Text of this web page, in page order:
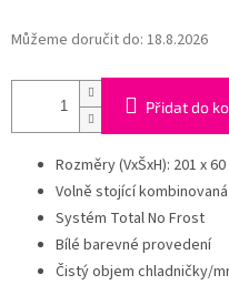
Můžeme doručit do: 18.8.2026
Přidat do
Rozměry (VxŠxH): 201 x
Volně stojící
Systém Total No Frost
Bílé barevné provedení
Čistý objem chladničky/